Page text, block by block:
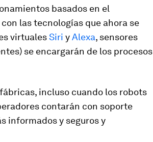
basados en el
las tecnologías que ahora se
virtualesSiri yAlexa, sensores
se encargarán de los procesos
incluso cuando los robots
contarán con soporte
informados y seguros y